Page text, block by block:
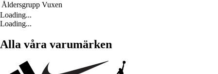
Åldersgrupp Vuxen
Loading...
Loading...
Alla våra varumärken